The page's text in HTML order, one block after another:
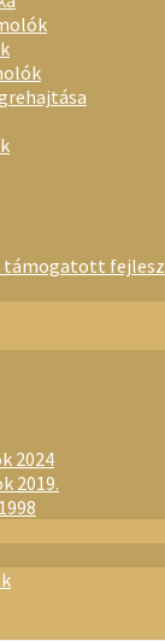
támogatott
2024
2019.